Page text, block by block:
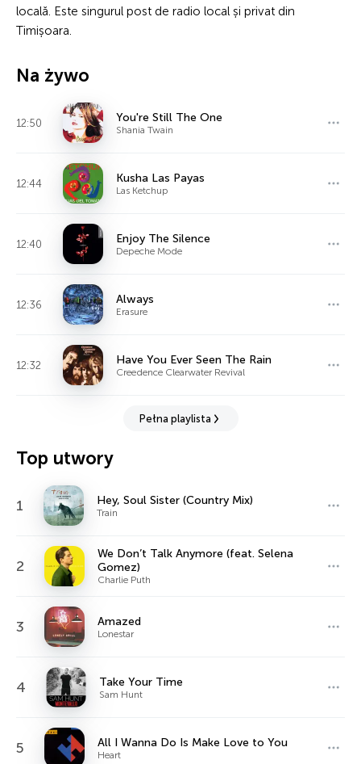
locală. Este singurul post de radio local și privat din
Timișoara.
Na żywo
12:50 You're Still The One
Shania Twain
12:44 Kusha Las Payas
Las Ketchup
12:40 Enjoy The Silence
Depeche Mode
12:36 Always
Erasure
12:32 Have You Ever Seen The Rain
Creedence Clearwater Revival
Pełna playlista
Top utwory
1 Hey, Soul Sister (Country Mix)
Train
2
We Don’t Talk Anymore (feat. Selena
Gomez)
Charlie Puth
3 Amazed
Lonestar
4 Take Your Time
Sam Hunt
5 All I Wanna Do Is Make Love to You
Heart